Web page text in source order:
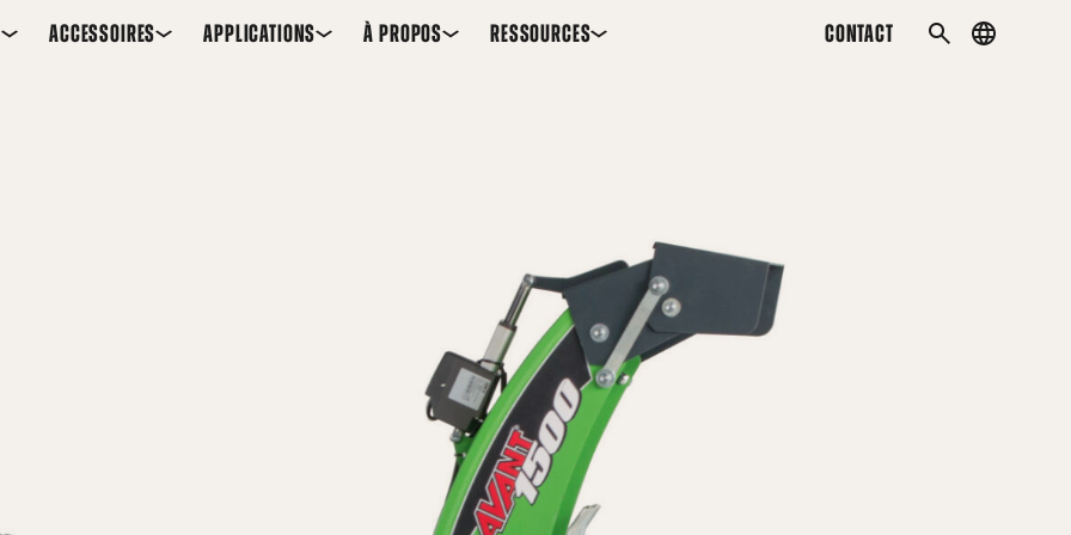
ACCESSOIRES APPLICATIONS À PROPOS RESSOURCES CONTACT
SEARCHCountry